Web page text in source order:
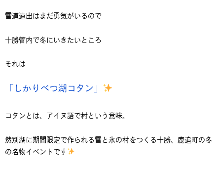
雪道遠出はまだ勇気がいるので
十勝管内で冬にいきたいところ
それは
「しかりべつ湖コタン」
コタンとは、アイヌ語で村という意味。
然別湖に期間限定で作られる雪と氷の村をつくる十勝、鹿追町の冬
の名物イベントです